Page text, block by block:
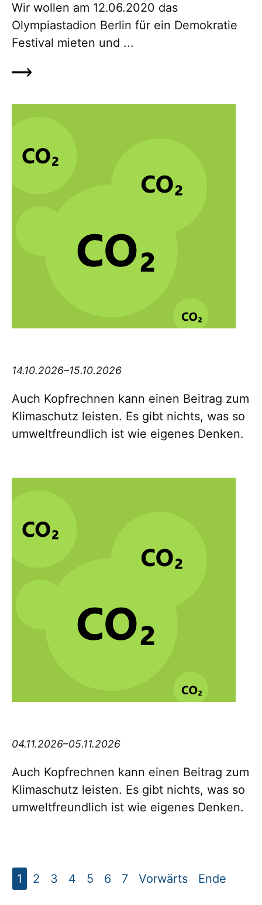
Wir wollen am 12.06.2020 das
Olympiastadion Berlin für ein De­mo­kratie
Festival mieten und ...
14.10.2026–15.10.2026
Auch Kopfrechnen kann einen Beitrag zum
Klimaschutz leisten. Es gibt nichts, was so
umweltfreundlich ist wie eigenes Denken.
04.11.2026–05.11.2026
Auch Kopfrechnen kann einen Beitrag zum
Klimaschutz leisten. Es gibt nichts, was so
umweltfreundlich ist wie eigenes Denken.
1 2 3 4 5 6 7 Vorwärts Ende